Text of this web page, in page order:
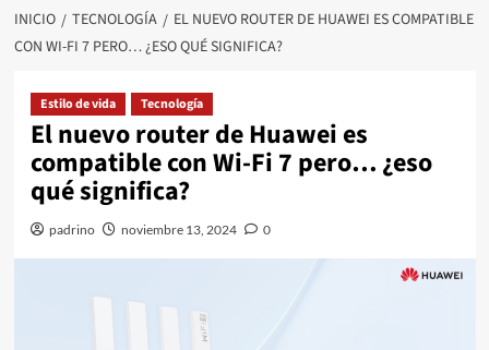
INICIO TECNOLOGÍA
EL NUEVO ROUTER DE HUAWEI ES COMPATIBLE
CON WI-FI 7 PERO… ¿ESO QUÉ SIGNIFICA?
Estilo de vida Tecnología
El nuevo router de Huawei es
compatible con Wi-Fi 7 pero… ¿eso
qué significa?
padrino noviembre 13, 2024 0